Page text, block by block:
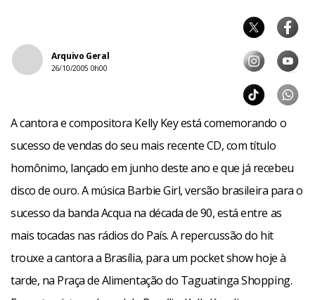
Arquivo Geral
26/10/2005 0h00
A cantora e compositora Kelly Key está comemorando o
sucesso de vendas do seu mais recente CD, com título
homônimo, lançado em junho deste ano e que já recebeu
disco de ouro. A música Barbie Girl, versão brasileira para o
sucesso da banda Acqua na década de 90, está entre as
mais tocadas nas rádios do País. A repercussão do hit
trouxe a cantora a Brasília, para um pocket show hoje à
tarde, na Praça de Alimentação do Taguatinga Shopping.